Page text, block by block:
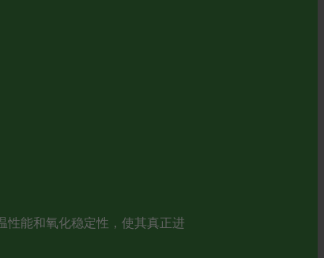
性能和氧化稳定性，使其真正进